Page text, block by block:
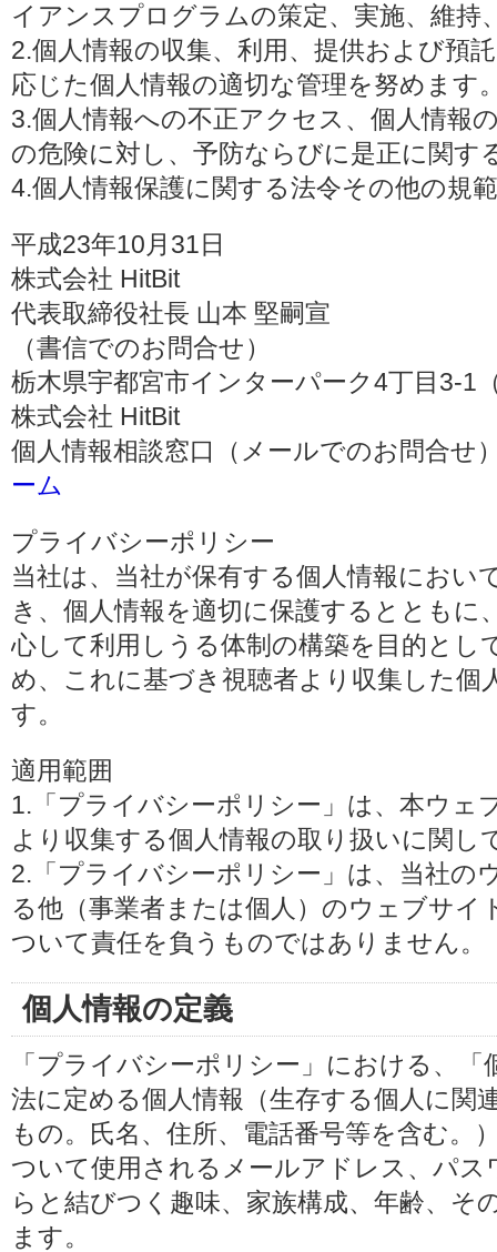
イアンスプログラムの策定、実施、維持
2.個人情報の収集、利用、提供および預
応じた個人情報の適切な管理を努めます
3.個人情報への不正アクセス、個人情報
の危険に対し、予防ならびに是正に関す
4.個人情報保護に関する法令その他の規
平成23年10月31日
株式会社 HitBit
代表取締役社長 山本 堅嗣宣
（書信でのお問合せ）
栃木県宇都宮市インターパーク4丁目3-1
株式会社 HitBit
個人情報相談窓口（メールでのお問合せ
ーム
プライバシーポリシー
当社は、当社が保有する個人情報におい
き、個人情報を適切に保護するとともに
心して利用しうる体制の構築を目的とし
め、これに基づき視聴者より収集した個
す。
適用範囲
1.「プライバシーポリシー」は、本ウェ
より収集する個人情報の取り扱いに関し
2.「プライバシーポリシー」は、当社の
る他（事業者または個人）のウェブサイ
ついて責任を負うものではありません。
個人情報の定義
「プライバシーポリシー」における、
法に定める個人情報（生存する個人に関
もの。氏名、住所、電話番号等を含む。
ついて使用されるメールアドレス、パ
らと結びつく趣味、家族構成、年齢、そ
ます。